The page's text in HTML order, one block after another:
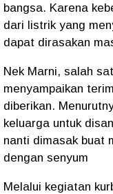
bangsa. Karena
dari listrik yang
dapat dirasakan
Nek Marni, salah
menyampaikan
diberikan.
keluarga untuk
nanti dimasak buat
dengan senyum
Melalui kegiatan